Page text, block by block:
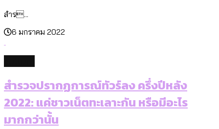
สำร...
6 มกราคม 2022
สำรวจปรากฏการณ์ทัวร์ลง ครึ่งปีหลัง
2022: แค่ชาวเน็ตทะเลาะกัน หรือมีอะไร
มากกว่านั้น